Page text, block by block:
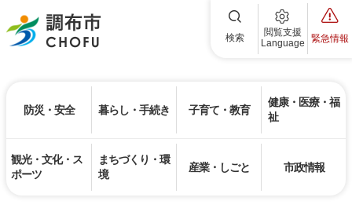
調布市 検索
閲覧支援
Language
緊急情報
防災・安全 暮らし・手続き 子育て・教育
健康・医療・福
祉
観光・文化・ス
ポーツ
まちづくり・環
境
産業・しごと 市政情報